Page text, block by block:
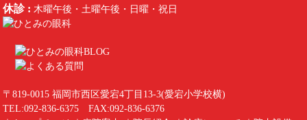
休診 : 木曜午後・土曜午後・日曜・祝日
〒819-0015 福岡市西区愛宕4丁目13-3(愛宕小学校横)
TEL:092-836-6375 FAX:092-836-6376